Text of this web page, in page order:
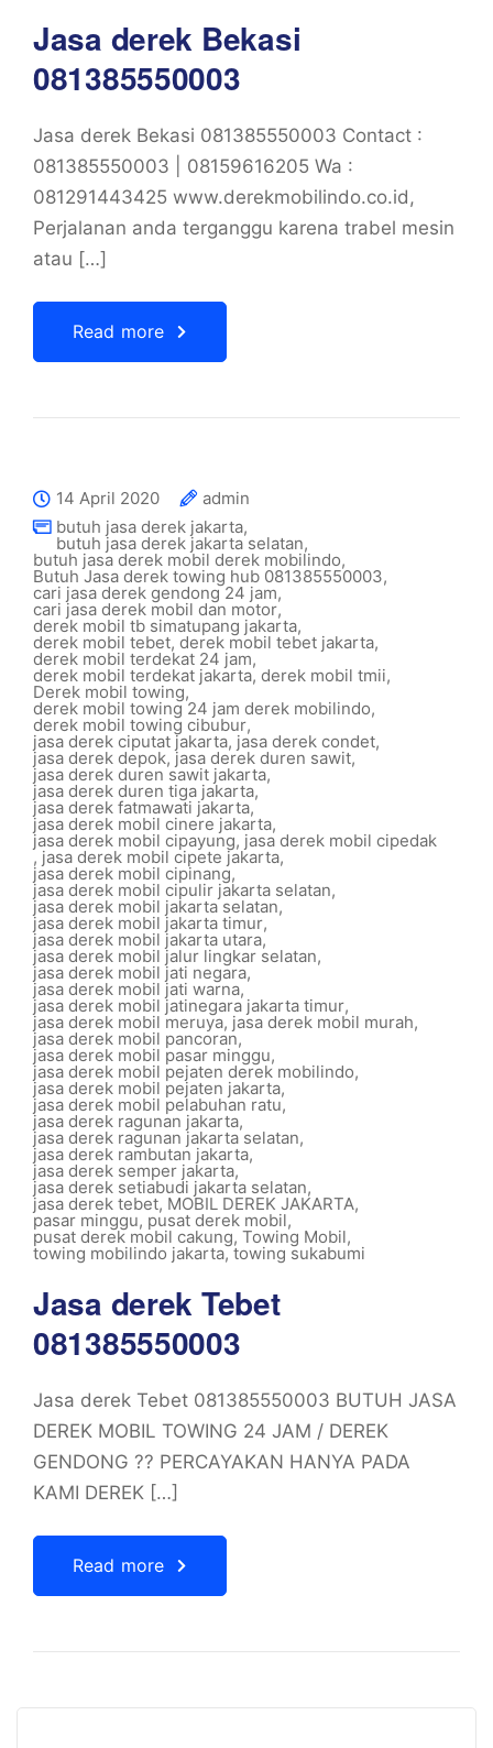
Jasa derek Bekasi
081385550003
Jasa derek Bekasi 081385550003 Contact :
081385550003 | 08159616205 Wa :
081291443425 www.derekmobilindo.co.id,
Perjalanan anda terganggu karena trabel mesin
atau […]
Read more
14 April 2020
admin
butuh jasa derek jakarta,
butuh jasa derek jakarta selatan,
butuh jasa derek mobil derek mobilindo,
Butuh Jasa derek towing hub 081385550003,
cari jasa derek gendong 24 jam,
cari jasa derek mobil dan motor,
derek mobil tb simatupang jakarta,
derek mobil tebet, derek mobil tebet jakarta,
derek mobil terdekat 24 jam,
derek mobil terdekat jakarta, derek mobil tmii,
Derek mobil towing,
derek mobil towing 24 jam derek mobilindo,
derek mobil towing cibubur,
jasa derek ciputat jakarta, jasa derek condet,
jasa derek depok,jasa derek duren sawit,
jasa derek duren sawit jakarta,
jasa derek duren tiga jakarta,
jasa derek fatmawati jakarta,
jasa derek mobil cinere jakarta,
jasa derek mobil cipayung, jasa derek mobil cipedak
, jasa derek mobil cipete jakarta,
jasa derek mobil cipinang,
jasa derek mobil cipulir jakarta selatan,
jasa derek mobil jakarta selatan,
jasa derek mobil jakarta timur,
jasa derek mobil jakarta utara,
jasa derek mobil jalur lingkar selatan,
jasa derek mobil jati negara,
jasa derek mobil jati warna,
jasa derek mobil jatinegara jakarta timur,
jasa derek mobil meruya, jasa derek mobil murah,
jasa derek mobil pancoran,
jasa derek mobil pasar minggu,
jasa derek mobil pejaten derek mobilindo,
jasa derek mobil pejaten jakarta,
jasa derek mobil pelabuhan ratu,
jasa derek ragunan jakarta,
jasa derek ragunan jakarta selatan,
jasa derek rambutan jakarta,
jasa derek semper jakarta,
jasa derek setiabudi jakarta selatan,
jasa derek tebet, MOBIL DEREK JAKARTA,
pasar minggu, pusat derek mobil,
pusat derek mobil cakung, Towing Mobil,
towing mobilindo jakarta,towing sukabumi
Jasa derek Tebet
081385550003
Jasa derek Tebet 081385550003 BUTUH JASA
DEREK MOBIL TOWING 24 JAM / DEREK
GENDONG ?? PERCAYAKAN HANYA PADA
KAMI DEREK […]
Read more